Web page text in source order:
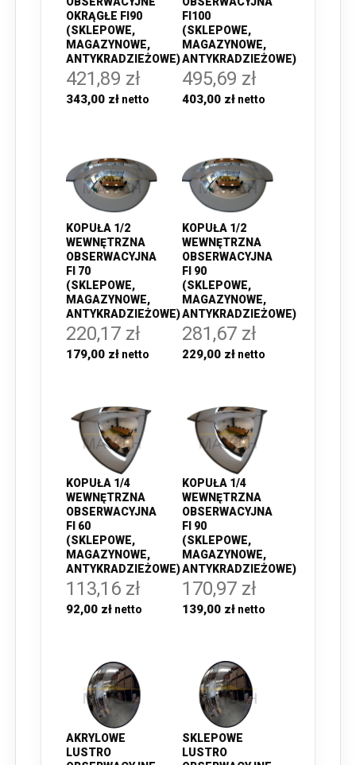
OKRĄGŁE FI90
(SKLEPOWE,
MAGAZYNOWE,
ANTYKRADZIEŻOWE)
421,89 zł
343,00 zł
FI100
(SKLEPOWE,
MAGAZYNOWE,
ANTYKRADZIEŻOWE)
495,69 zł
403,00 zł
KOPUŁA 1/2
WEWNĘTRZNA
OBSERWACYJNA
FI 70
(SKLEPOWE,
MAGAZYNOWE,
ANTYKRADZIEŻOWE)
220,17 zł
179,00 zł
KOPUŁA 1/2
WEWNĘTRZNA
OBSERWACYJNA
FI 90
(SKLEPOWE,
MAGAZYNOWE,
ANTYKRADZIEŻOWE)
281,67 zł
229,00 zł
KOPUŁA 1/4
WEWNĘTRZNA
OBSERWACYJNA
FI 60
(SKLEPOWE,
MAGAZYNOWE,
ANTYKRADZIEŻOWE)
113,16 zł
92,00 zł
KOPUŁA 1/4
WEWNĘTRZNA
OBSERWACYJNA
FI 90
(SKLEPOWE,
MAGAZYNOWE,
ANTYKRADZIEŻOWE)
170,97 zł
139,00 zł
AKRYLOWE
LUSTRO
SKLEPOWE
LUSTRO